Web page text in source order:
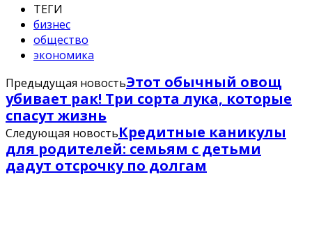
ТЕГИ
бизнес
общество
экономика
Предыдущая новостьЭтот обычный овощ
убивает рак! Три сорта лука, которые
спасут жизнь
Следующая новостьКредитные каникулы
для родителей: семьям с детьми
дадут отсрочку по долгам